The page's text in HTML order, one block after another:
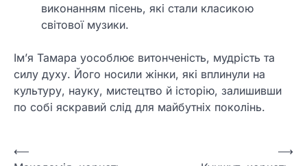
виконанням пісень, які стали класикою
світової музики.
Ім’я Тамара уособлює витонченість, мудрість та
силу духу. Його носили жінки, які вплинули на
культуру, науку, мистецтво й історію, залишивши
по собі яскравий слід для майбутніх поколінь.
Навігація
⟵
⟶